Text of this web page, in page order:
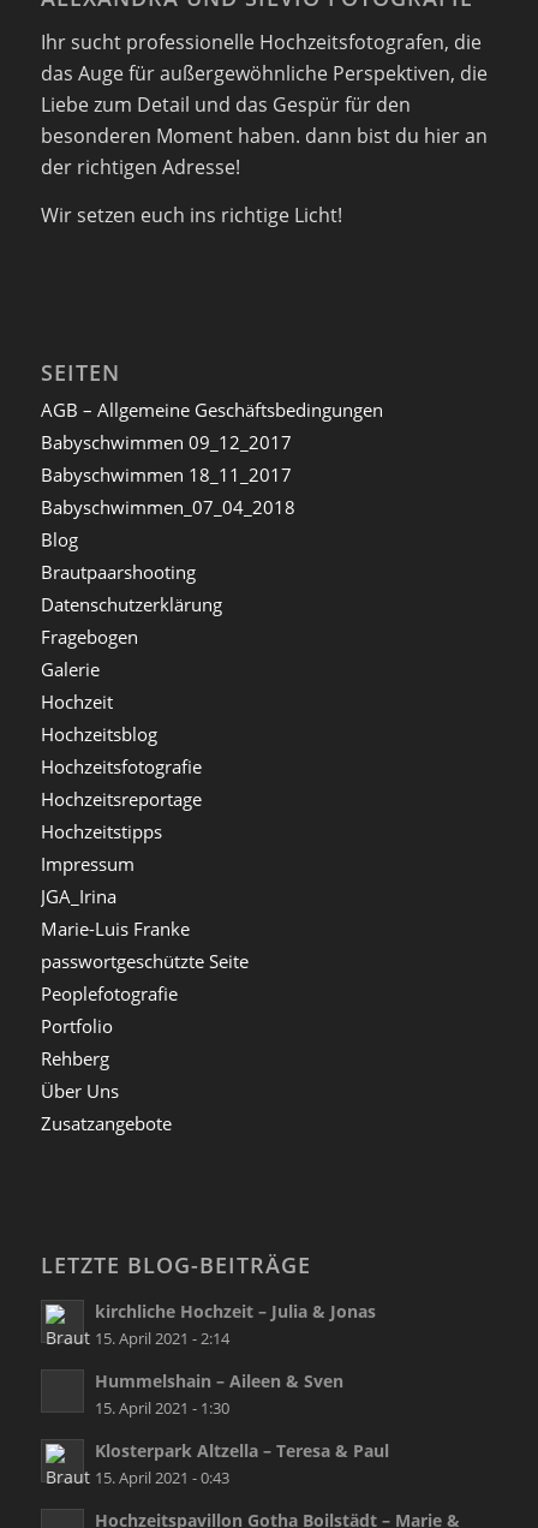
Ihr sucht professionelle Hochzeitsfotografen, die
das Auge für außergewöhnliche Perspektiven, die
Liebe zum Detail und das Gespür für den
besonderen Moment haben. dann bist du hier an
der richtigen Adresse!
Wir setzen euch ins richtige Licht!
SEITEN
AGB – Allgemeine Geschäftsbedingungen
Babyschwimmen 09_12_2017
Babyschwimmen 18_11_2017
Babyschwimmen_07_04_2018
Blog
Brautpaarshooting
Datenschutzerklärung
Fragebogen
Galerie
Hochzeit
Hochzeitsblog
Hochzeitsfotografie
Hochzeitsreportage
Hochzeitstipps
Impressum
JGA_Irina
Marie-Luis Franke
passwortgeschützte Seite
Peoplefotografie
Portfolio
Rehberg
Über Uns
Zusatzangebote
LETZTE BLOG-BEITRÄGE
kirchliche Hochzeit – Julia & Jonas
15. April 2021 - 2:14
Hummelshain – Aileen & Sven
15. April 2021 - 1:30
Klosterpark Altzella – Teresa & Paul
15. April 2021 - 0:43
Hochzeitspavillon Gotha Boilstädt – Marie &